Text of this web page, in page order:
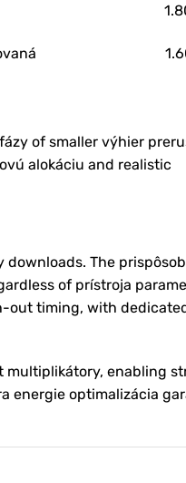
of smaller výhier
alokáciu and realistic
The
of prístroja
out timing, with
multiplikátory, enabling
energie optimalizácia